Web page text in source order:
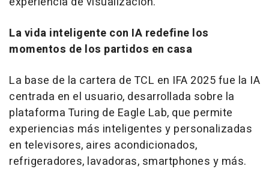
La vida inteligente con IA redefine los
momentos de los partidos en casa
La base de la cartera de TCL en IFA 2025 fue la IA
centrada en el usuario, desarrollada sobre la
plataforma Turing de Eagle Lab, que permite
experiencias más inteligentes y personalizadas
en televisores, aires acondicionados,
refrigeradores, lavadoras, smartphones y más.